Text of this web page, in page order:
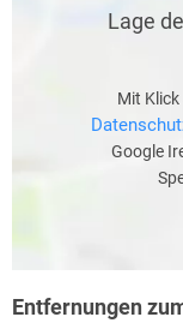
Lage
Mit
Google
Entfernungen